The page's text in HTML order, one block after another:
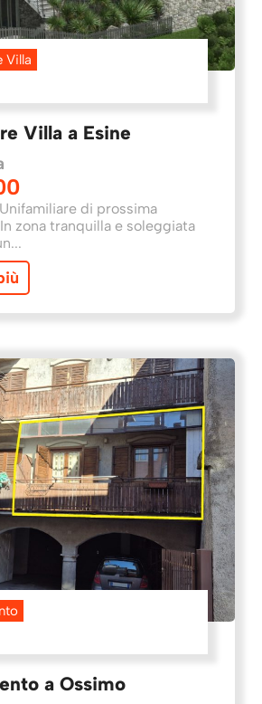
Villa
Villa a Esine
di prossima
zona tranquilla e soleggiata
a Ossimo